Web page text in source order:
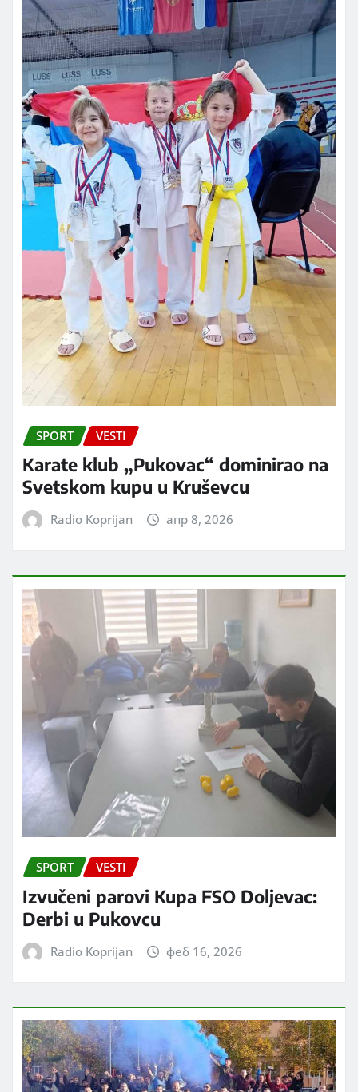
SPORT VESTI
Karate klub „Pukovac“ dominirao na
Svetskom kupu u Kruševcu
Radio Koprijan апр 8, 2026
SPORT VESTI
Izvučeni parovi Kupa FSO Doljevac:
Derbi u Pukovcu
Radio Koprijan феб 16, 2026